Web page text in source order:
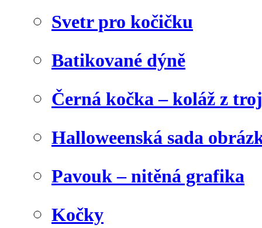
Svetr pro kočičku
Batikované dýně
Černá kočka – koláž z
Halloweenská sada
Pavouk – nitěná grafika
Kočky